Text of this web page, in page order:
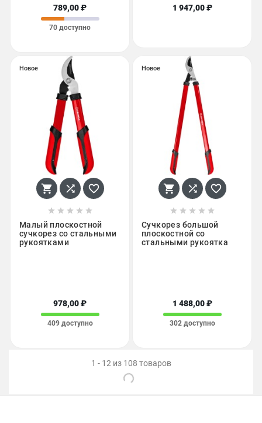
789,00 ₽
70 доступно
1 947,00 ₽
Новое
  
    
Малый плоскостной
сучкорез со стальными
рукоятками
978,00 ₽
409 доступно
Новое
  
    
Сучкорез большой
плоскостной со
стальными рукоятка
1 488,00 ₽
302 доступно
1 - 12 из 108 товаров